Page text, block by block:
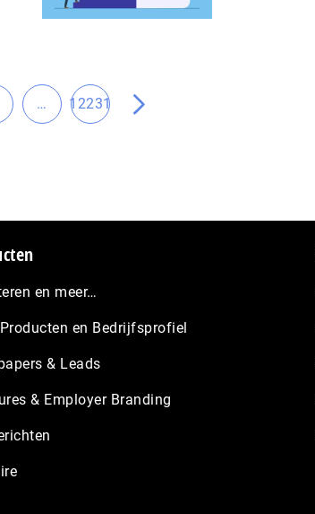
Tussenliggende
pagina's
…
Ga
12231
Ga
en meer…
en Bedrijfsprofiel
& Leads
& Employer Branding